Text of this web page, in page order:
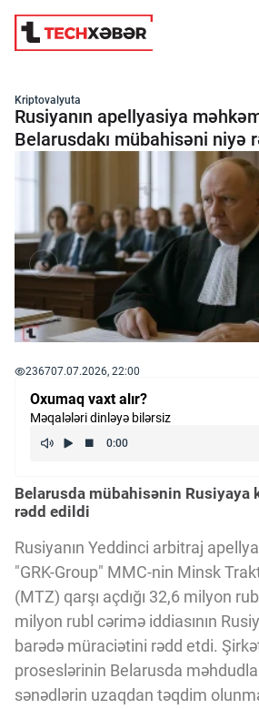
Süni İntellekt
Texnoloji İnkişaf
İnnovasiya və Startaplar
Robot və Cihazlar
Kriptovalyuta
ÇƏRƏZLƏR SİYASƏTİ
İSTIFADƏ ŞƏRTLƏRİ
MƏXFİLİK SİYASƏTİ
Haqqımızda
Kriptovalyuta
Rusiyanın apellyasiya
Belarusdakı mübahisəni niyə
236707.07.2026, 22:00
Oxumaq vaxt alır?
Məqalələri dinləyə bilərsiz
Belarusda mübahisənin Rusiyaya
rədd edildi
Rusiyanın Yeddinci arbitraj
"GRK-Group" MMC-nin Minsk
(MTZ) qarşı açdığı 32,6 milyon
milyon rubl cərimə iddiasının
barədə müraciətini rədd etdi.
proseslərinin Belarusda
sənədlərin uzaqdan təqdim